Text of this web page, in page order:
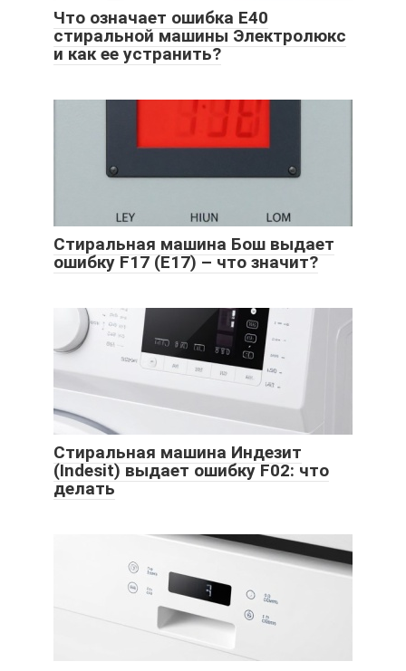
Что означает ошибка Е40
стиральной машины Электролюкс
и как ее устранить?
Стиральная машина Бош выдает
ошибку F17 (E17) – что значит?
Стиральная машина Индезит
(Indesit) выдает ошибку F02: что
делать